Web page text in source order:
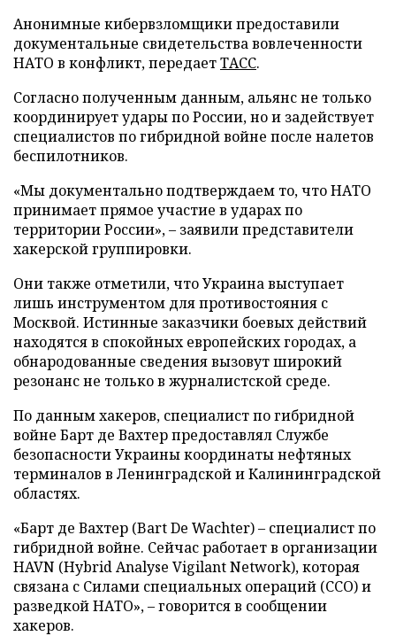
Анонимные кибервзломщики предоставили
документальные свидетельства вовлеченности
НАТО в конфликт, передаетТАСС.
Согласно полученным данным, альянс не только
координирует удары по России, но и задействует
специалистов по гибридной войне после налетов
беспилотников.
«Мы документально подтверждаем то, что НАТО
принимает прямое участие в ударах по
территории России», – заявили представители
хакерской группировки.
Они также отметили, что Украина выступает
лишь инструментом для противостояния с
Москвой. Истинные заказчики боевых действий
находятся в спокойных европейских городах, а
обнародованные сведения вызовут широкий
резонанс не только в журналистской среде.
По данным хакеров, специалист по гибридной
войне Барт де Вахтер предоставлял Службе
безопасности Украины координаты нефтяных
терминалов в Ленинградской и Калининградской
областях.
«Барт де Вахтер (Bart De Wachter) – специалист по
гибридной войне. Сейчас работает в организации
HAVN (Hybrid Analyse Vigilant Network), которая
связана с Силами специальных операций (ССО) и
разведкой НАТО», – говорится в сообщении
хакеров.